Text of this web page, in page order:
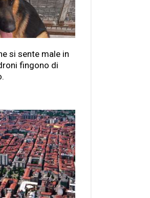
si sente male in
fingono di